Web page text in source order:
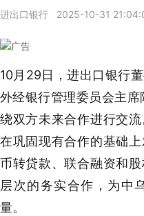
进出口银行 2025-10-31
10月29日，进出口银行
外经银行管理委员会主席
绕双方未来合作进行交
在巩固现有合作的基础
币转贷款、联合融资和
层次的务实合作，为中
量。